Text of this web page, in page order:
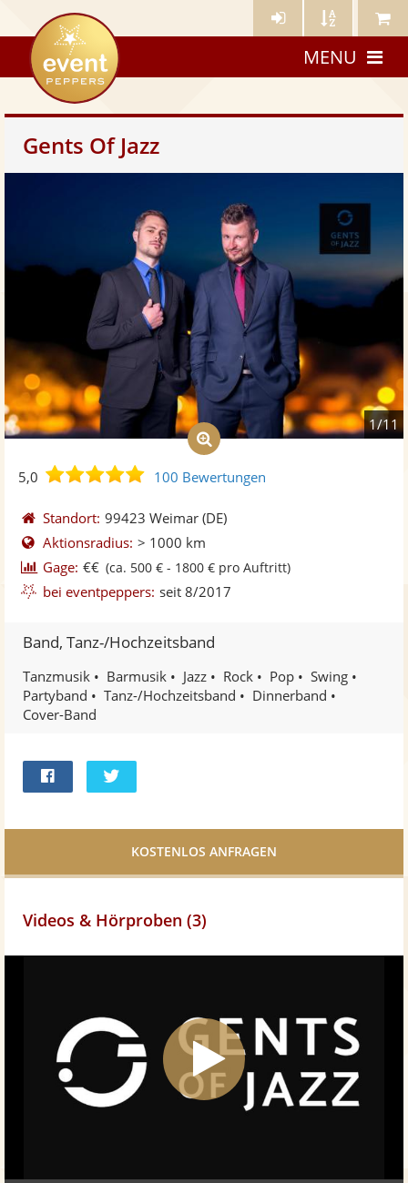
Künstler- Künstler Meine
eventpeppers
MENU
Gents Of Jazz
1/11
5,0
5,0
5
Sternen
100 Bewertungen
Standort: 99423 Weimar (DE)
Aktionsradius: > 1000 km
Gage: €€ (ca. 500 € - 1800 € pro Auftritt)
bei eventpeppers: seit 8/2017
Band, Tanz-/Hochzeitsband
Tanzmusik Barmusik Jazz Rock Pop
Swing
Partyband
Tanz-/Hochzeitsband
Dinnerband
Cover-Band
Facebook
Videos & Hörproben (3)